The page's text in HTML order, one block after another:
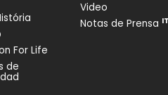
For Life
de
Video
Notas de Prensa IT